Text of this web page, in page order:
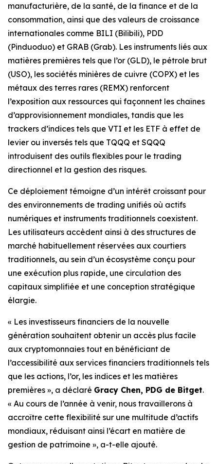
manufacturière, de la santé, de la finance et de la
consommation, ainsi que des valeurs de croissance
internationales comme BILI (Bilibili), PDD
(Pinduoduo) et GRAB (Grab). Les instruments liés aux
matières premières tels que l’or (GLD), le pétrole brut
(USO), les sociétés minières de cuivre (COPX) et les
métaux des terres rares (REMX) renforcent
l’exposition aux ressources qui façonnent les chaînes
d’approvisionnement mondiales, tandis que les
trackers d’indices tels que VTI et les ETF à effet de
levier ou inversés tels que TQQQ et SQQQ
introduisent des outils flexibles pour le trading
directionnel et la gestion des risques.
Ce déploiement témoigne d’un intérêt croissant pour
des environnements de trading unifiés où actifs
numériques et instruments traditionnels coexistent.
Les utilisateurs accèdent ainsi à des structures de
marché habituellement réservées aux courtiers
traditionnels, au sein d’un écosystème conçu pour
une exécution plus rapide, une circulation des
capitaux simplifiée et une conception stratégique
élargie.
« Les investisseurs financiers de la nouvelle
génération souhaitent obtenir un accès plus facile
aux cryptomonnaies tout en bénéficiant de
l’accessibilité aux services financiers traditionnels tels
que les actions, l’or, les indices et les matières
premières », a déclaré Gracy Chen, PDG de Bitget.
« Au cours de l’année à venir, nous travaillerons à
accroître cette flexibilité sur une multitude d’actifs
mondiaux, réduisant ainsi l’écart en matière de
gestion de patrimoine », a-t-elle ajouté.